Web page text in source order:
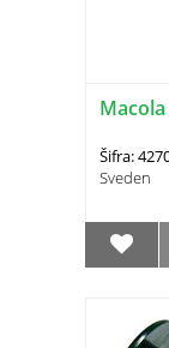
Šifra:
Sveden